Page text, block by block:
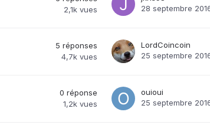
2,1k vues
28 septembre
5 réponses
4,7k vues
LordCoincoin
25 septembre
0 réponse
1,2k vues
ouioui
25 septembre